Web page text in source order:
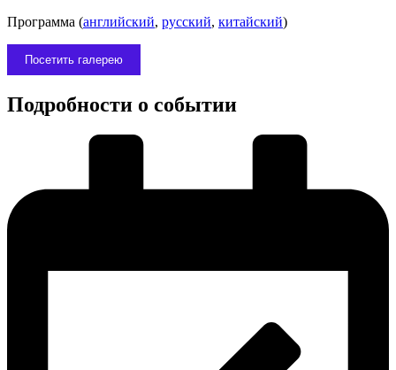
Программа (английский, русский, китайский)
Посетить галерею
Подробности о событии